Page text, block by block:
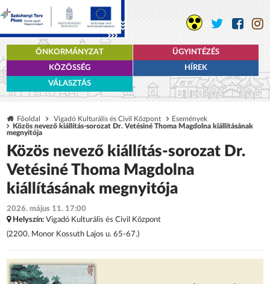
ÖNKORMÁNYZAT
ÜGYINTÉZÉS
KÖZÖSSÉG
HÍREK
VÁLASZTÁS
Főoldal Vigadó Kulturális és Civil Központ
Események
Közös nevező kiállítás-sorozat Dr. Vetésiné Thoma Magdolna kiállításának
megnyitója
Közös nevező kiállítás-sorozat Dr.
Vetésiné Thoma Magdolna
kiállításának megnyitója
2026. május 11. 17:00
Helyszín: Vigadó Kulturális és Civil Központ
(2200, Monor Kossuth Lajos u. 65-67.)